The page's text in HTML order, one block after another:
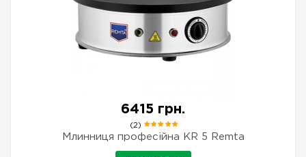
6415 грн.
(2)
Млинниця професійна KR 5 Remta